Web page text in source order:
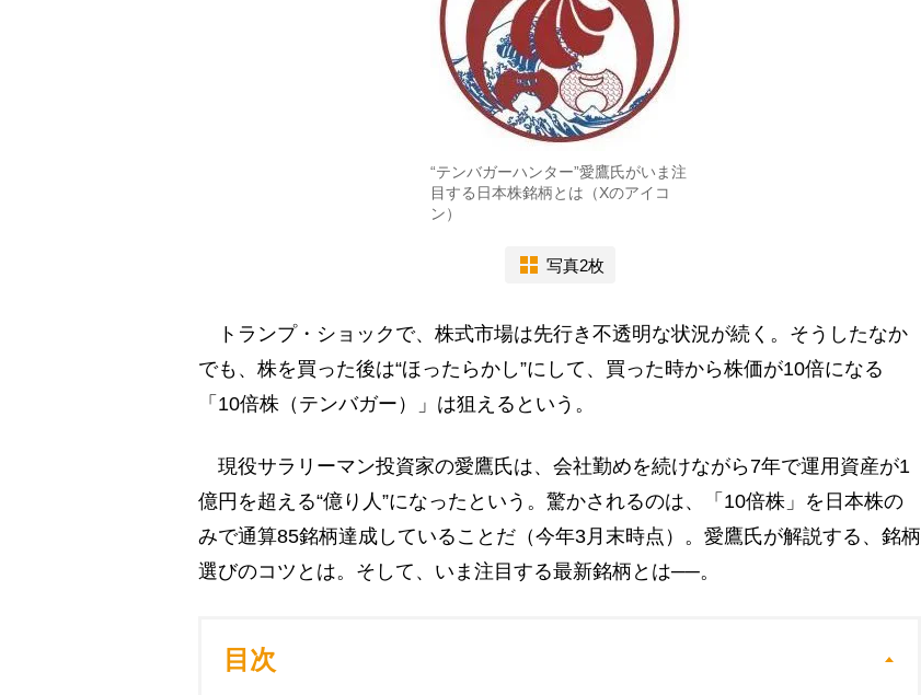
“テンバガーハンター”愛鷹氏がいま注
目する日本株銘柄とは（Xのアイコ
ン）
写真2枚
トランプ・ショックで、株式市場は先行き不透明な状況が続く。そうしたなか
でも、株を買った後は“ほったらかし”にして、買った時から株価が10倍になる
「10倍株（テンバガー）」は狙えるという。
現役サラリーマン投資家の愛鷹氏は、会社勤めを続けながら7年で運用資産が1
億円を超える“億り人”になったという。驚かされるのは、「10倍株」を日本株の
みで通算85銘柄達成していることだ（今年3月末時点）。愛鷹氏が解説する、銘柄
選びのコツとは。そして、いま注目する最新銘柄とは──。
目次